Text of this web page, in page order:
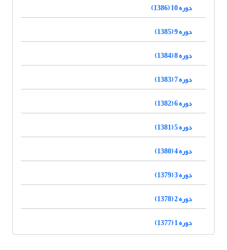
دوره 10 (1386)
دوره 9 (1385)
دوره 8 (1384)
دوره 7 (1383)
دوره 6 (1382)
دوره 5 (1381)
دوره 4 (1380)
دوره 3 (1379)
دوره 2 (1378)
دوره 1 (1377)